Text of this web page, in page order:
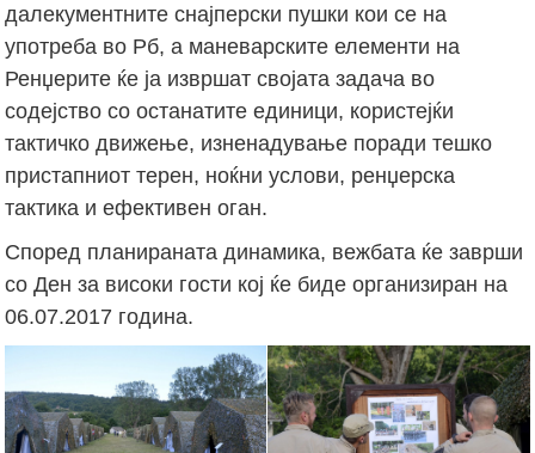
далекументните снајперски пушки кои се на
употреба во Рб, а маневарските елементи на
Ренџерите ќе ја извршат својата задача во
содејство со останатите единици, користејќи
тактичко движење, изненадување поради тешко
пристапниот терен, ноќни услови, ренџерска
тактика и ефективен оган.
Според планираната динамика, вежбата ќе заврши
со Ден за високи гости кој ќе биде организиран на
06.07.2017 година.